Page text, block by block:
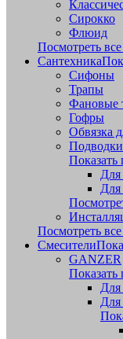
Сирокко
Флюид
Посмотреть
Сантехника
Сифоны
Трапы
Фановые
Гофры
Обвязка
Подводки
Показать
Для
Посмотреть
Смесители
GANZER
Показать
Для